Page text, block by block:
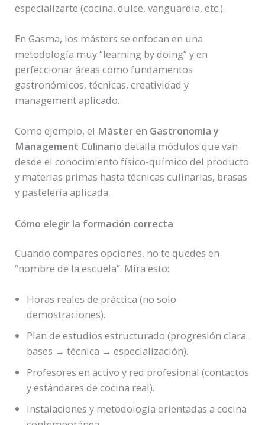
especializarte (cocina, dulce, vanguardia, etc.).
En Gasma, los másters se enfocan en una
metodología muy “learning by doing” y en
perfeccionar áreas como fundamentos
gastronómicos, técnicas, creatividad y
management aplicado.
Como ejemplo, el Máster en Gastronomía y
Management Culinario detalla módulos que van
desde el conocimiento físico-químico del producto
y materias primas hasta técnicas culinarias, brasas
y pastelería aplicada.
Cómo elegir la formación correcta
Cuando compares opciones, no te quedes en
“nombre de la escuela”. Mira esto:
Horas reales de práctica (no solo
demostraciones).
Plan de estudios estructurado (progresión clara:
bases → técnica → especialización).
Profesores en activo y red profesional (contactos
y estándares de cocina real).
Instalaciones y metodología orientadas a cocina